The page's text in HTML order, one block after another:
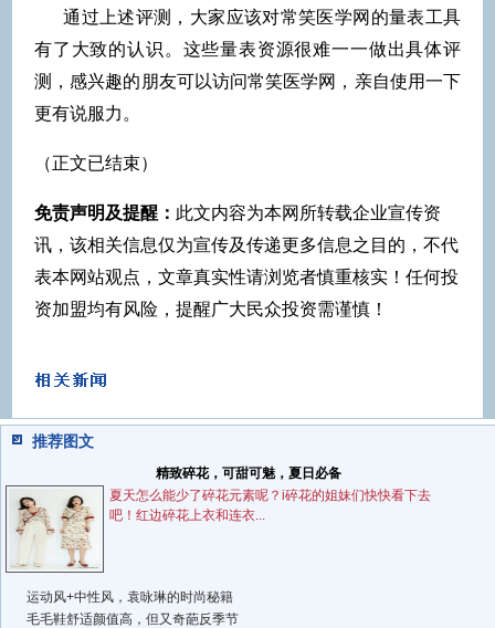
通过上述评测，大家应该对常笑医学网的量表工具
有了大致的认识。这些量表资源很难一一做出具体评
测，感兴趣的朋友可以访问常笑医学网，亲自使用一下
更有说服力。
（正文已结束）
免责声明及提醒： 此文内容为本网所转载企业宣传资
讯，该相关信息仅为宣传及传递更多信息之目的，不代
表本网站观点，文章真实性请浏览者慎重核实！任何投
资加盟均有风险，提醒广大民众投资需谨慎！
推荐图文
精致碎花，可甜可魅，夏日必备
夏天怎么能少了碎花元素呢？i碎花的姐妹们快快看下去
吧！红边碎花上衣和连衣...
运动风+中性风，袁咏琳的时尚秘籍
毛毛鞋舒适颜值高，但又奇葩反季节